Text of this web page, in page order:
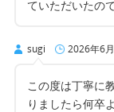
ていただいたの
sugi 2026年6
この度は丁寧に
りましたら何卒